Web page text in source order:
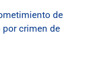
de
por crimen de